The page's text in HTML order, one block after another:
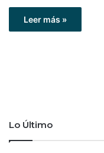
Leer más »
Lo Último